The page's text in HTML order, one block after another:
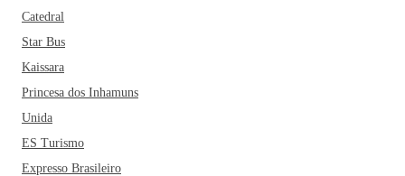
Catedral
Star Bus
Kaissara
Princesa dos Inhamuns
Unida
ES Turismo
Expresso Brasileiro